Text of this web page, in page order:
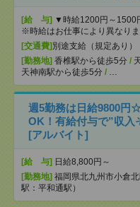
[給 与] ▼時給1200円～
※時給はお仕事により異なりま
[交通費] 別途支給（規定あり）
[勤務地] 香椎駅から徒歩5分 /
天神南駅から徒歩5分 / …
週5勤務は日給9800円
OK！有給付与で”収入
[アルバイト]
[給 与] 日給8,800円～
[勤務地] 福岡県北九州市小倉
駅：平和通駅）